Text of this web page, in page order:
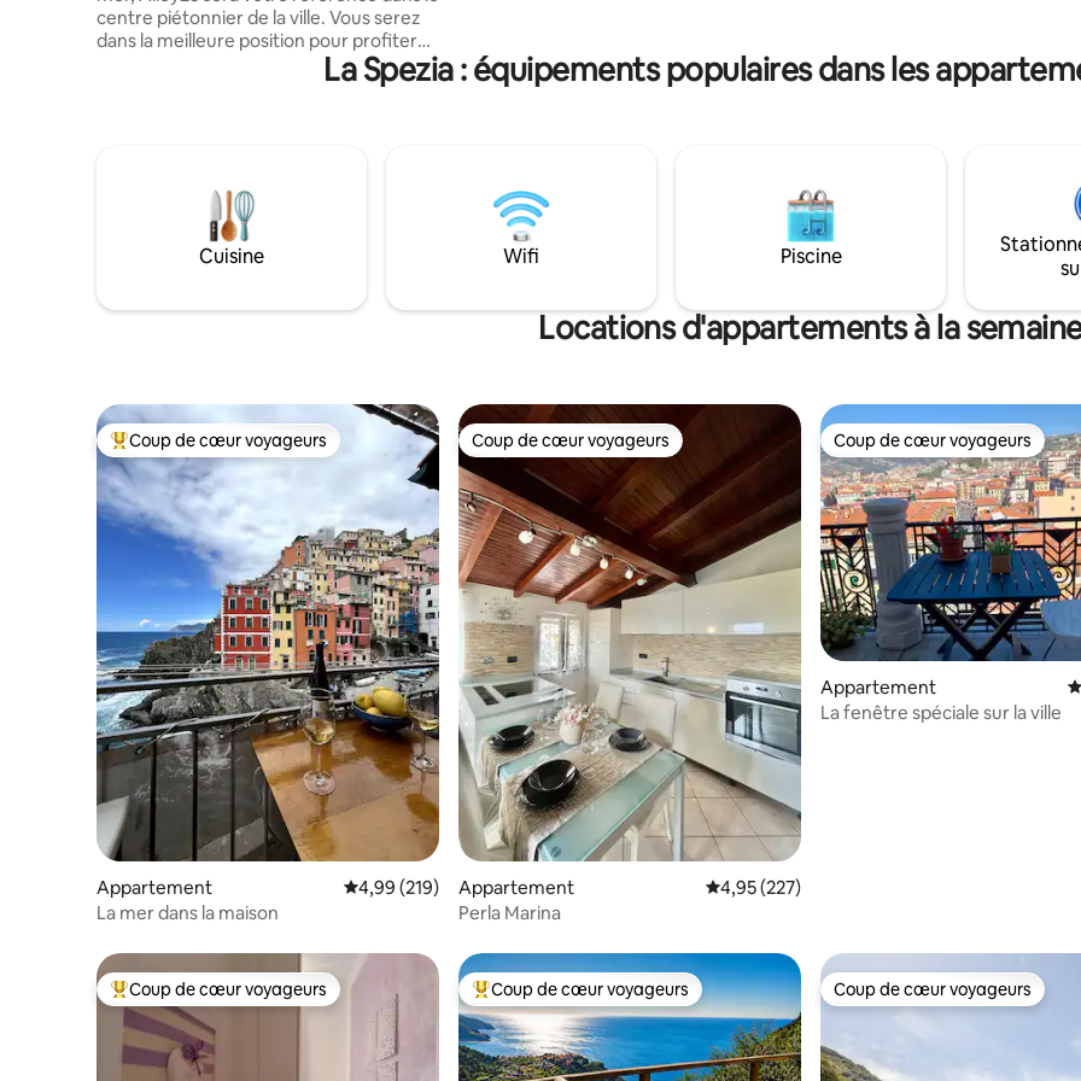
centre piétonnier de la ville. Vous serez
dans la meilleure position pour profiter
des boutiques, des restaurants et des
clubs. En quelques minutes à pied, vous
propre, avec Wi-Fi, climatisation,
télévision connectée et terrasse
équipée. PARC/GARAGE : toutes les
informations se trouvent dans la section
La Spezia : équipements populaires dans les
Cuisine Wifi Piscine
Locations d'appartements à la
Coups de cœur voyageurs les plus appréciés
Coup de cœur voyageurs
Appartement Évaluation moyenne sur la base de 219 commentaires : 4,99 sur 5
4,99 (219)
La mer dans la maison
Coup de cœur voyageurs
Coup de cœur voyageurs
Appartement Évaluation moyenne sur la base de 227
4,95 (227)
Perla Marina
Coup de cœur voyageurs
Coup de cœur voyageurs
Appartement
La fenêtre spéciale sur la ville
Coups de cœur voyageurs les plus appréciés
Coup de cœur voyageurs Coups de cœur voyageurs les plus appréciés
Coup de cœur voyageurs Coup de cœur voyageurs
Coup de cœur voyageurs